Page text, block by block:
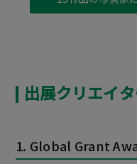
出展クリエイ
1. Global Grant